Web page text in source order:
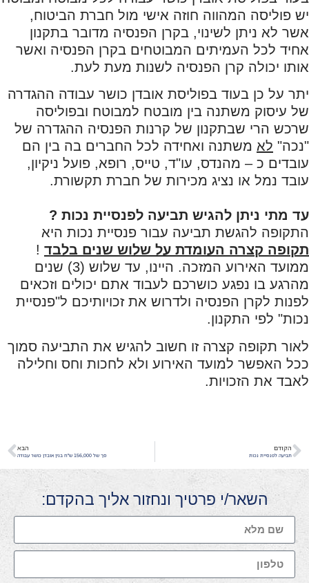
יש פוליסה המהווה חוזה אישי מול חברת הביטוח,
אשר לא ניתן לשינוי, בקרן הפנסיה מדובר בתקנון
אחיד לכל העמיתים המבוטחים בקרן הפנסיה ואשר
אותו יכולה קרן הפנסיה לשנות מעת לעת.
יתר על כן בעוד בפוליסת אובדן כושר עבודה ההגדרה
של עיסוק משתנה בין מובטח למבוטח ובפוליסה
שרכש הרי שבתקנון של קרנות הפנסיה ההגדרה של
"נכה" לא משתנה ואחידה לכל החברים בה בין הם
עובדים כ – מהנדס, עו"ד, טייס, רופא, פועל ניקיון,
עובד נמל או נציג מכירות של חברת תקשורת.
עד מתי ניתן להגיש תביעה לפנסיית נכות ?
התקופה להגשת תביעה עבור פנסיית נכות היא
תקופה קצרה העומדת על שלוש שנים בלבד !
ממועד האירוע המזכה. היינו, עד שלוש (3) שנים
מהרגע בו נפגע כושרכם לעבוד אתם יכולים וזכאים
לפנות לקרן הפנסיה ולדרוש את זכויותיכם ל"פנסיית
נכות" לפי התקנון.
לאור תקופה קצרה זו חשוב להגיש את התביעה סמוך
ככל האפשר למועד האירוע ולא לחכות וחס וחלילה
לאבד את הזכויות.
הקודם
תביעה לפנסיית נכות
הבא
סך של 156,000 ש"ח בגין אובדן כושר עבודה
השאר/י פרטיך ונחזור אליך בהקדם: